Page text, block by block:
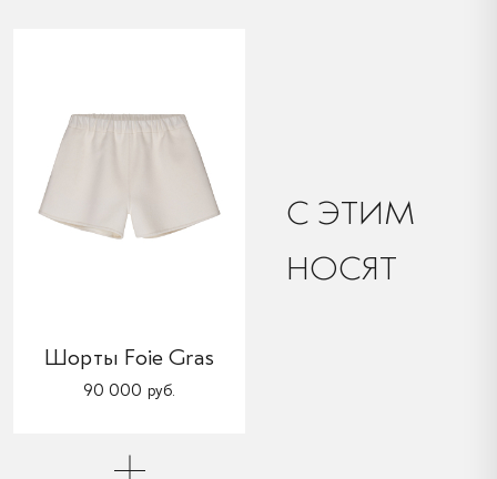
C ЭТИМ
НОСЯТ
Шорты Foie Gras
90 000 руб.